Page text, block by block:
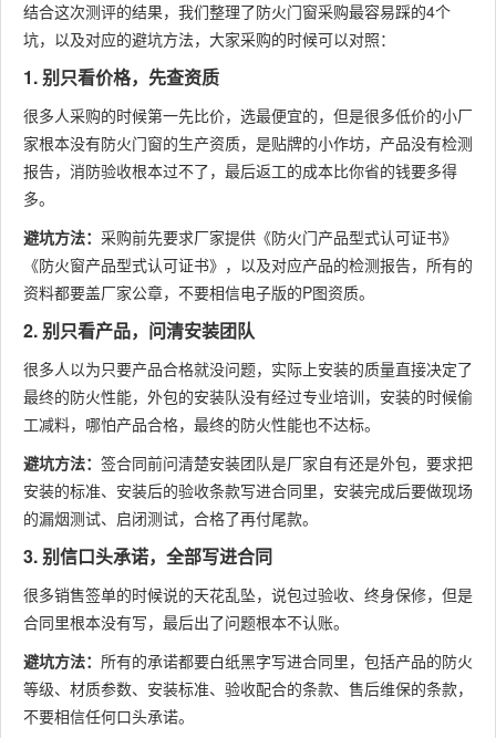
结合这次测评的结果，我们整理了防火门窗采购最容易踩的4个
坑，以及对应的避坑方法，大家采购的时候可以对照：
1. 别只看价格，先查资质
很多人采购的时候第一先比价，选最便宜的，但是很多低价的小厂
家根本没有防火门窗的生产资质，是贴牌的小作坊，产品没有检测
报告，消防验收根本过不了，最后返工的成本比你省的钱要多得
多。
避坑方法： 采购前先要求厂家提供《防火门产品型式认可证书》
《防火窗产品型式认可证书》，以及对应产品的检测报告，所有的
资料都要盖厂家公章，不要相信电子版的P图资质。
2. 别只看产品，问清安装团队
很多人以为只要产品合格就没问题，实际上安装的质量直接决定了
最终的防火性能，外包的安装队没有经过专业培训，安装的时候偷
工减料，哪怕产品合格，最终的防火性能也不达标。
避坑方法： 签合同前问清楚安装团队是厂家自有还是外包，要求把
安装的标准、安装后的验收条款写进合同里，安装完成后要做现场
的漏烟测试、启闭测试，合格了再付尾款。
3. 别信口头承诺，全部写进合同
很多销售签单的时候说的天花乱坠，说包过验收、终身保修，但是
合同里根本没有写，最后出了问题根本不认账。
避坑方法： 所有的承诺都要白纸黑字写进合同里，包括产品的防火
等级、材质参数、安装标准、验收配合的条款、售后维保的条款，
不要相信任何口头承诺。